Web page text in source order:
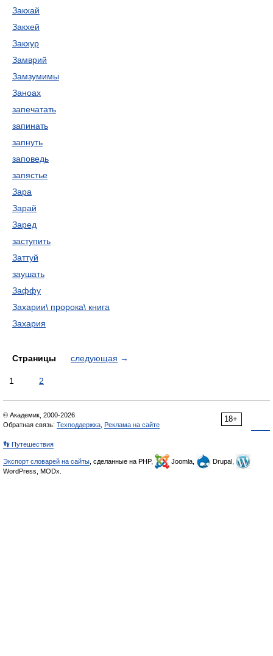
Закхай
Закхей
Закхур
Замврий
Замзумимы
Заноах
запечатать
запинать
запнуть
заповедь
запястье
Зара
Зарай
Заред
заступить
Заттуй
заушать
Заффу
Захарии\ пророка\ книга
Захария
Страницы следующая →
1 2
18+
© Академик, 2000-2026
Обратная связь: Техподдержка Реклама на сайте
👣 Путешествия
Экспорт словарей на сайты , сделанные на PHP, Joomla,
Drupal,
WordPress, MODx.